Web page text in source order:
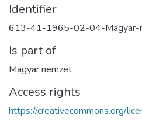
Identifier
613-41-1965-02-04-Magyar-
Is part of
Magyar nemzet
Access rights
https://creativecommons.org/